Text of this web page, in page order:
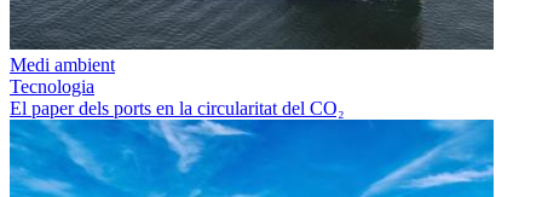
Medi ambient
Tecnologia
El paper dels ports en la circularitat del CO₂